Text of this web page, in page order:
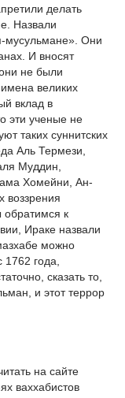
делать
Назвали
мусульмане». Они
И вносят
не были
великих
вклад в
эти ученые не
таких суннитских
Аль Термези,
Муддин,
Хомейни, Ан-
воззрения
к
Ираке назвали
можно
года,
сказать то,
и этот террор
на сайте
ваххабистов